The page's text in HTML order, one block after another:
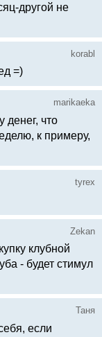
другой не
korabl
=)
marikaeka
денег, что
к примеру,
tyrex
Zekan
клубной
- будет стимул
Таня
если